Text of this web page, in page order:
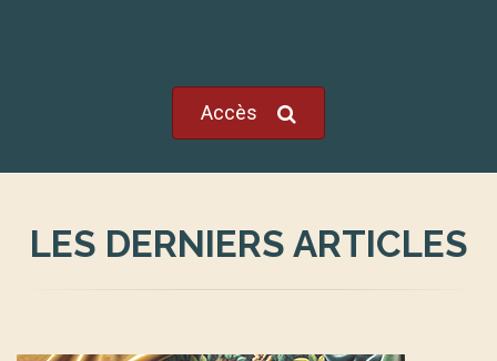
Accès
LES DERNIERS ARTICLES